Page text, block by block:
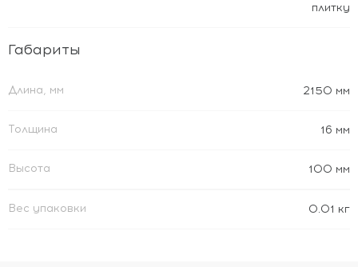
плитку
Габариты
Длина, мм 2150 мм
Толщина 16 мм
Высота 100 мм
Вес упаковки 0.01 кг